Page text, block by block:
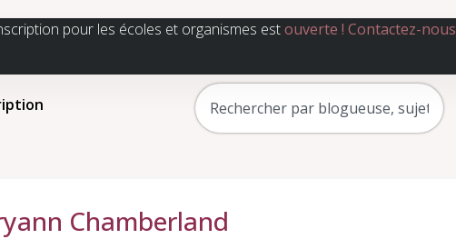
pour les écoles et organismes estouverte ! Contactez-nous
Chamberland